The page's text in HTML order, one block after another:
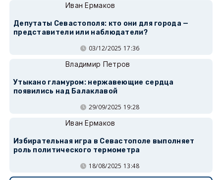
Иван Ермаков
Депутаты Севастополя: кто они для города —
представители или наблюдатели?
03/12/2025 17:36
Владимир Петров
Утыкано гламуром: нержавеющие сердца
появились над Балаклавой
29/09/2025 19:28
Иван Ермаков
Избирательная игра в Севастополе выполняет
роль политического термометра
18/08/2025 13:48